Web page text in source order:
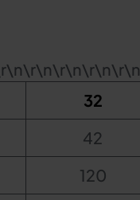
32
42
120